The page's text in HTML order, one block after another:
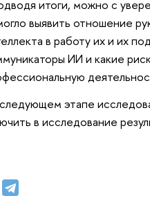
итоги, можно с
выявить отношение
в работу их и их
ИИ и какие
этапе
в исследование